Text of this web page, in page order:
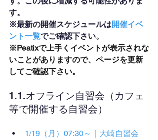
す。
※最新の開催スケジュールは開催イベ
ント一覧でご確認下さい。
※Peatixで上手くイベントが表示されな
いことがありますので、ページを更新
してご確認下さい。
1.1.オフライン自習会（カフェ
等で開催する自習会）
1/19（月）07:30～｜大崎自習会